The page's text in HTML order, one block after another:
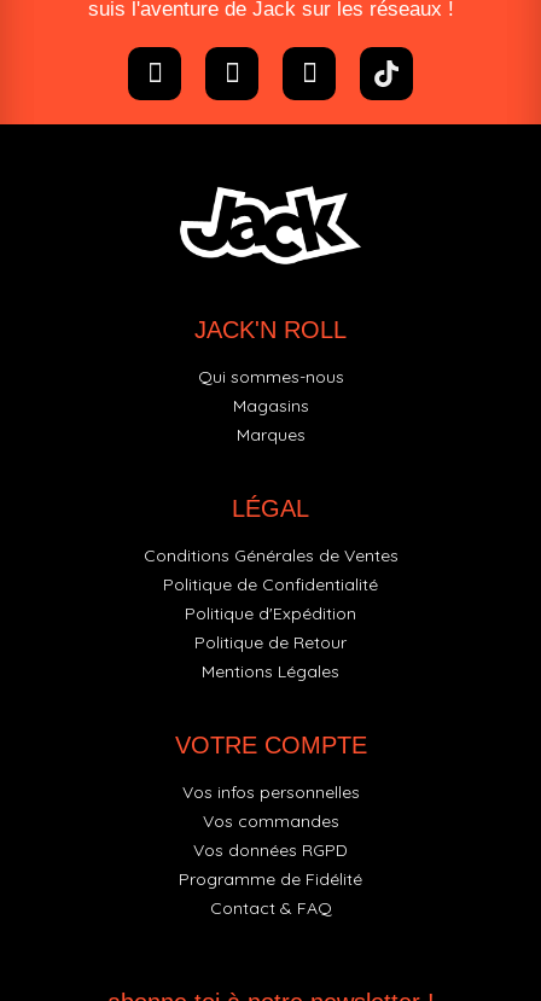
suis l'aventure de Jack sur les réseaux !
JACK'N ROLL
Qui sommes-nous
Magasins
Marques
LÉGAL
Conditions Générales de Ventes
Politique de Confidentialité
Politique d'Expédition
Politique de Retour
Mentions Légales
VOTRE COMPTE
Vos infos personnelles
Vos commandes
Vos données RGPD
Programme de Fidélité
Contact & FAQ